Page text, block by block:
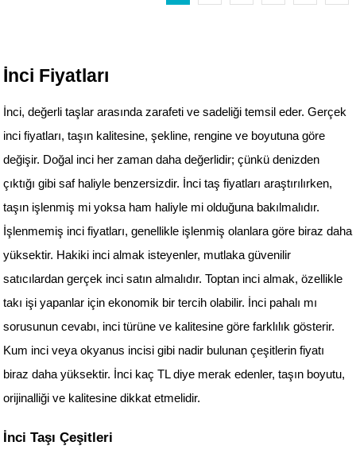
İnci Fiyatları
İnci, değerli taşlar arasında zarafeti ve sadeliği temsil eder. Gerçek
inci fiyatları, taşın kalitesine, şekline, rengine ve boyutuna göre
değişir. Doğal inci her zaman daha değerlidir; çünkü denizden
çıktığı gibi saf haliyle benzersizdir. İnci taş fiyatları araştırılırken,
taşın işlenmiş mi yoksa ham haliyle mi olduğuna bakılmalıdır.
İşlenmemiş inci fiyatları, genellikle işlenmiş olanlara göre biraz daha
yüksektir. Hakiki inci almak isteyenler, mutlaka güvenilir
satıcılardan gerçek inci satın almalıdır. Toptan inci almak, özellikle
takı işi yapanlar için ekonomik bir tercih olabilir. İnci pahalı mı
sorusunun cevabı, inci türüne ve kalitesine göre farklılık gösterir.
Kum inci veya okyanus incisi gibi nadir bulunan çeşitlerin fiyatı
biraz daha yüksektir. İnci kaç TL diye merak edenler, taşın boyutu,
orijinalliği ve kalitesine dikkat etmelidir.
İnci Taşı Çeşitleri